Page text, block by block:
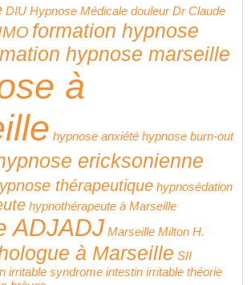
DIU Hypnose Médicale douleur Dr Claude
formation hypnose
hypnose marseille
à
hypnose anxiété hypnose burn-out
ericksonienne
thérapeutique hypnosédation
hypnothérapeute à Marseille
ADJADJ Marseille Milton H.
à Marseille SII
irritable syndrome intestin irritable théorie